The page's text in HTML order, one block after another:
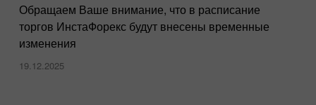
Обращаем Ваше внимание, что в расписание
торгов ИнстаФорекс будут внесены временные
изменения
19.12.2025